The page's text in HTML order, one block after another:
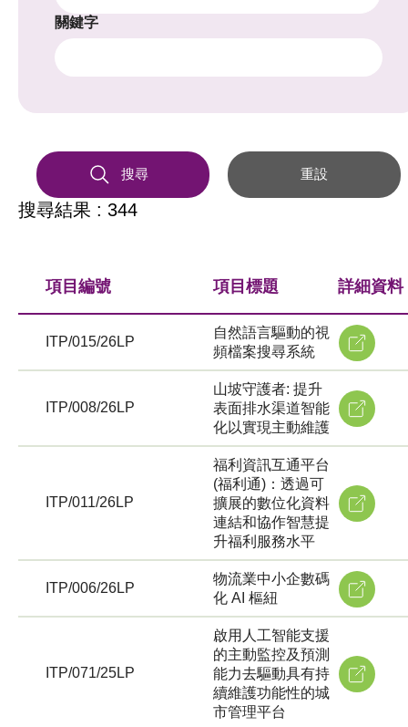
關鍵字
搜尋 重設
搜尋結果 : 344
項目編號 項目標題 詳細資料
ITP/015/26LP
自然語言驅動的視
頻檔案搜尋系統
ITP/008/26LP
山坡守護者: 提升
表面排水渠道智能
化以實現主動維護
ITP/011/26LP
福利資訊互通平台
(福利通)：透過可
擴展的數位化資料
連結和協作智慧提
升福利服務水平
ITP/006/26LP
物流業中小企數碼
化 AI 樞紐
ITP/071/25LP
啟用人工智能支援
的主動監控及預測
能力去驅動具有持
續維護功能性的城
市管理平台